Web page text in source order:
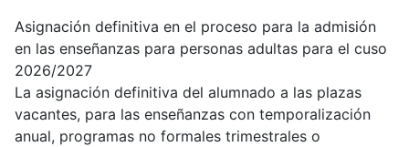
Asignación definitiva en el proceso para la admisión
en las enseñanzas para personas adultas para el cuso
2026/2027
La asignación definitiva del alumnado a las plazas
vacantes, para las enseñanzas con temporalización
anual, programas no formales trimestrales o